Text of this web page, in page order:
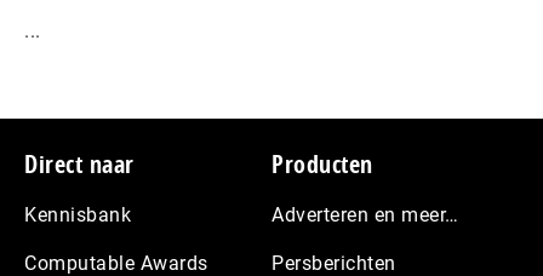
...
Footer
Direct naar
Kennisbank
Computable Awards
Producten
Adverteren en meer…
Persberichten